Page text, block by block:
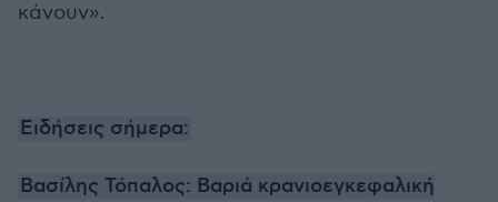
κάνουν».
Ειδήσεις σήμερα:
Βασίλης Τόπαλος: Βαριά κρανιοεγκεφαλική